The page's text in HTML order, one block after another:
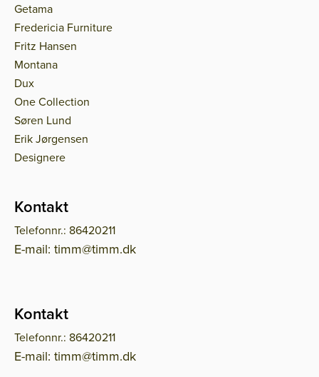
Getama
Fredericia Furniture
Fritz Hansen
Montana
Dux
One Collection
Søren Lund
Erik Jørgensen
Designere
Kontakt
Telefonnr.: 86420211
E-mail: timm@timm.dk
Kontakt
Telefonnr.: 86420211
E-mail: timm@timm.dk